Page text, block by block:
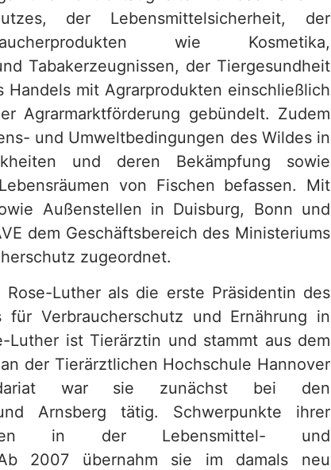
der Lebensmittelsicherheit, der
wie Kosmetika,
Tabakerzeugnissen, der Tiergesundheit
mit Agrarprodukten einschließlich
Agrarmarktförderung gebündelt. Zudem
und Umweltbedingungen des Wildes in
und deren Bekämpfung sowie
von Fischen befassen. Mit
Außenstellen in Duisburg, Bonn und
dem Geschäftsbereich des Ministeriums
zugeordnet.
Luther als die erste Präsidentin des
für Verbraucherschutz und Ernährung in
Luther ist Tierärztin und stammt aus dem
der Tierärztlichen Hochschule Hannover
war sie zunächst bei den
Arnsberg tätig. Schwerpunkte ihrer
lagen in der Lebensmittel- und
Ab 2007 übernahm sie im damals neu